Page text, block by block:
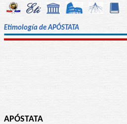
Etimología de APÓSTATA
APÓSTATA